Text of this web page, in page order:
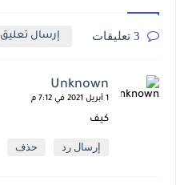
إرسال تعليق
Unknown
1 أبريل 2021 في 7:12 م
كيف
إرسال رد حذف